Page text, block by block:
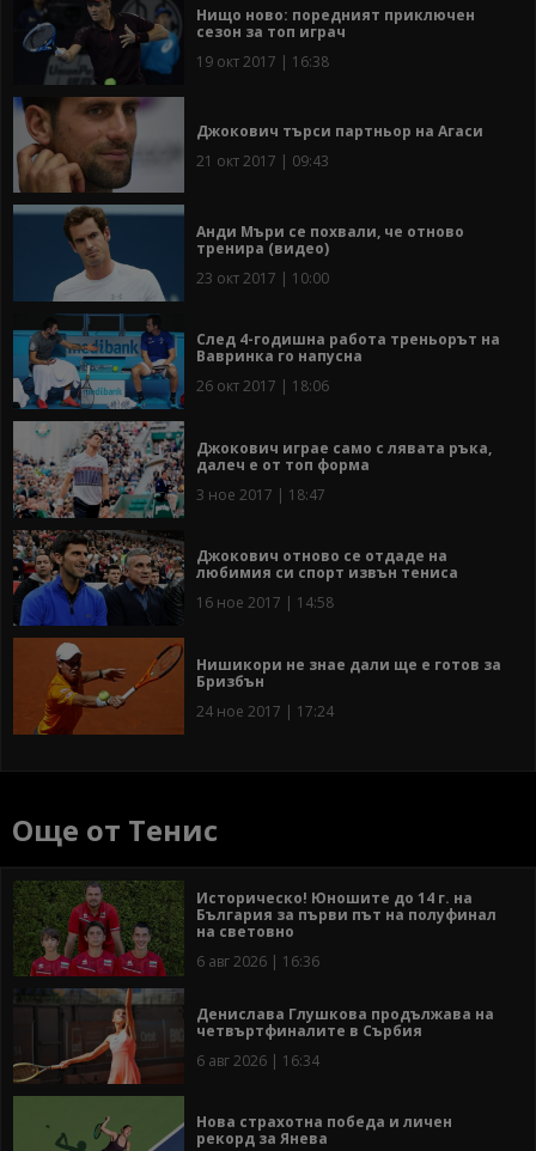
Нищо ново: поредният приключен
сезон за топ играч
19 окт 2017 | 16:38
Джокович търси партньор на Агаси
21 окт 2017 | 09:43
Анди Мъри се похвали, че отново
тренира (видео)
23 окт 2017 | 10:00
След 4-годишна работа треньорът на
Вавринка го напусна
26 окт 2017 | 18:06
Джокович играе само с лявата ръка,
далеч е от топ форма
3 ное 2017 | 18:47
Джокович отново се отдаде на
любимия си спорт извън тениса
16 ное 2017 | 14:58
Нишикори не знае дали ще е готов за
Бризбън
24 ное 2017 | 17:24
Още от Тенис
Историческо! Юношите до 14 г. на
България за първи път на полуфинал
на световно
6 авг 2026 | 16:36
Денислава Глушкова продължава на
четвъртфиналите в Сърбия
6 авг 2026 | 16:34
Нова страхотна победа и личен
рекорд за Янева